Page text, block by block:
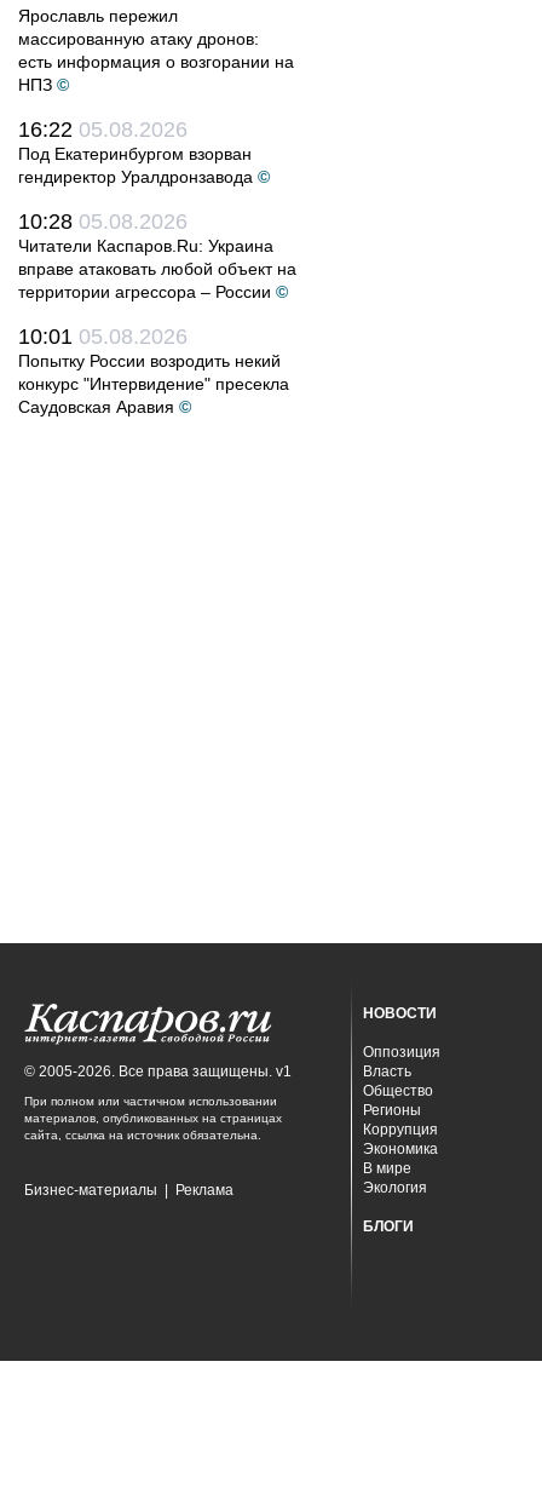
Ярославль пережил
массированную атаку дронов:
есть информация о возгорании на
НПЗ ©
16:22 05.08.2026
Под Екатеринбургом взорван
гендиректор Уралдронзавода ©
10:28 05.08.2026
Читатели Каспаров.Ru: Украина
вправе атаковать любой объект на
территории агрессора – России ©
10:01 05.08.2026
Попытку России возродить некий
конкурс "Интервидение" пресекла
Саудовская Аравия ©
© 2005-2026. Все права защищены. v1
При полном или частичном использовании
материалов, опубликованных на страницах
сайта, ссылка на источник обязательна.
Бизнес-материалы Реклама
НОВОСТИ
Оппозиция
Власть
Общество
Регионы
Коррупция
Экономика
В мире
Экология
БЛОГИ